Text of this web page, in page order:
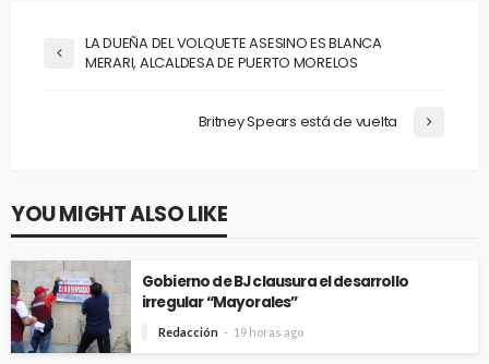
LA DUEÑA DEL VOLQUETE ASESINO ES BLANCA
MERARI, ALCALDESA DE PUERTO MORELOS
Britney Spears está de vuelta
YOU MIGHT ALSO LIKE
Gobierno de BJ clausura el desarrollo
irregular “Mayorales”
Redacción 19 horas ago